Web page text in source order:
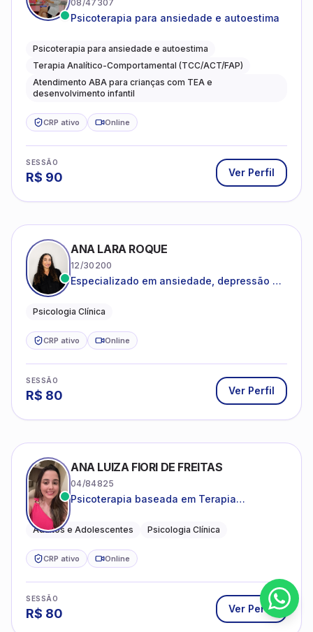
08/47307
Psicoterapia para ansiedade e autoestima
Psicoterapia para ansiedade e autoestima
Terapia Analítico-Comportamental (TCC/ACT/FAP)
Atendimento ABA para crianças com TEA e
desenvolvimento infantil
CRP ativo Online
SESSÃO
R$ 90 Ver Perfil
ANA LARA ROQUE
12/30200
Especializado em ansiedade, depressão e
Psicologia Clínica
CRP ativo Online
SESSÃO
R$ 80 Ver Perfil
ANA LUIZA FIORI DE FREITAS
04/84825
Psicoterapia baseada em Terapia
Adultos e Adolescentes Psicologia Clínica
CRP ativo Online
SESSÃO
R$ 80 Ver Perfil